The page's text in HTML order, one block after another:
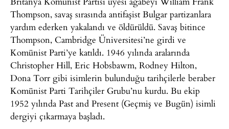
Thompson, savaş sırasında antifaşist Bulgar partizanlara
yardım ederken yakalandı ve öldürüldü. Savaş bitince
Thompson, Cambridge Üniversitesi’ne girdi ve
Komünist Parti’ye katıldı. 1946 yılında aralarında
Christopher Hill, Eric Hobsbawm, Rodney Hilton,
Dona Torr gibi isimlerin bulunduğu tarihçilerle beraber
Komünist Parti Tarihçiler Grubu’nu kurdu. Bu ekip
1952 yılında Past and Present (Geçmiş ve Bugün) isimli
dergiyi çıkarmaya başladı.